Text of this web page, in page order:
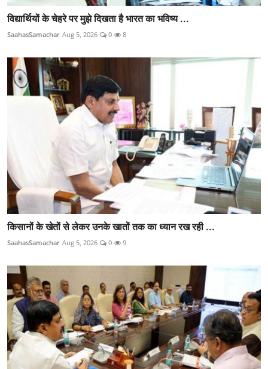
विद्यार्थियों के चेहरे पर मुझे दिखता है भारत का भविष्य ...
SaahasSamachar Aug 5, 2026 0 8
किसानों के खेतों से लेकर उनके खातों तक का ध्यान रख रही ...
SaahasSamachar Aug 5, 2026 0 9